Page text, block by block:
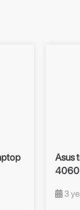
Asus
4060
3